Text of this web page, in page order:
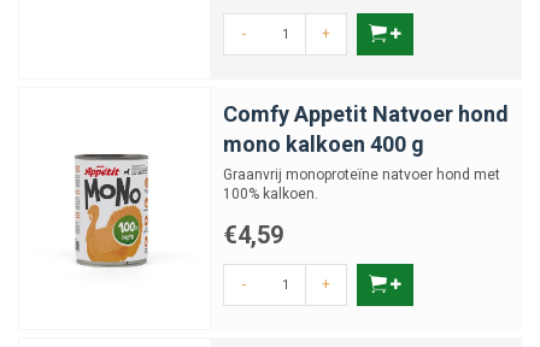
- +
Comfy Appetit Natvoer hond
mono kalkoen 400 g
Graanvrij monoproteïne natvoer hond met
100% kalkoen.
€4,59
- +